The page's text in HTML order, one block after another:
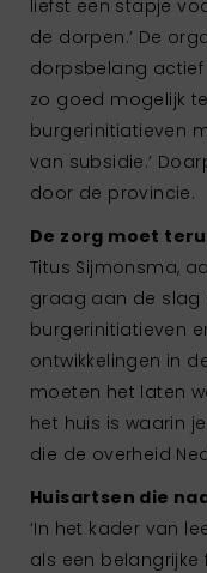
liefst een stapje
de dorpen.’ De
dorpsbelang
zo goed mogelijk
burgerinitiatieven
van subsidie.’
door de provincie.
De zorg moet
Titus Sijmonsma,
graag aan de slag
burgerinitiatieven
ontwikkelingen in
moeten het laten
het huis is waarin
die de overheid
Huisartsen die
‘In het kader van
als een belangrijke